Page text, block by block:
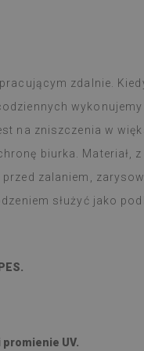
zdalnie.
na zniszczenia w
biurka. Materiał,
zalaniem,
służyć jako
UV.
informacją,
Montaż łatwy,
trudności a
Jestem bardzo
W
natężeniu
nie
przeciera się